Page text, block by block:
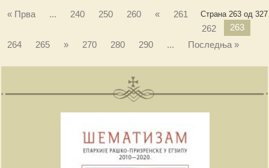
Страна 263 од 327
« Прва ... 240 250 260 «
261
262
263
264
265 » 270 280 290 ... Последња »